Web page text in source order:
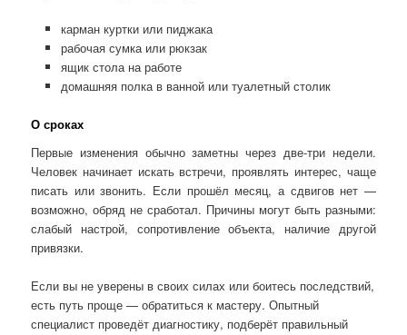
карман куртки или пиджака
рабочая сумка или рюкзак
ящик стола на работе
домашняя полка в ванной или туалетный столик
О сроках
Первые изменения обычно заметны через две-три недели.
Человек начинает искать встречи, проявлять интерес, чаще
писать или звонить. Если прошёл месяц, а сдвигов нет —
возможно, обряд не сработал. Причины могут быть разными:
слабый настрой, сопротивление объекта, наличие другой
привязки.
Если вы не уверены в своих силах или боитесь последствий,
есть путь проще — обратиться к мастеру. Опытный
специалист проведёт диагностику, подберёт правильный